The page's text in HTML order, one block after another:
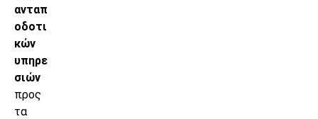
ανταπ
οδοτι
κών
υπηρε
σιών
προς
τα